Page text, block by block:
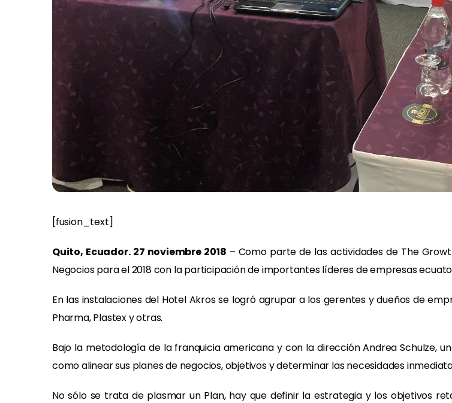
[fusion_text]
Quito, Ecuador. 27 noviembre 2018 – Como parte de las actividades de The
Negocios para el 2018 con la participación de importantes líderes de empresas
En las instalaciones del Hotel Akros se logró agrupar a los gerentes y dueños de
Pharma, Plastex y otras.
Bajo la metodología de la franquicia americana y con la dirección Andrea Schulze,
como alinear sus planes de negocios, objetivos y determinar las necesidades
No sólo se trata de plasmar un Plan, hay que definir la estrategia y los objetivos